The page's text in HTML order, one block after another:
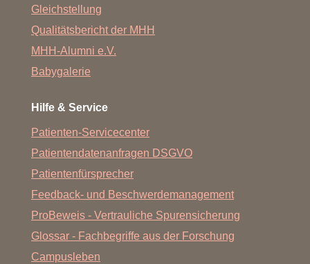
Gleichstellung
Qualitätsbericht der MHH
MHH-Alumni e.V.
Babygalerie
Hilfe & Service
Patienten-Servicecenter
Patientendatenanfragen DSGVO
Patientenfürsprecher
Feedback- und Beschwerdemanagement
ProBeweis - Vertrauliche Spurensicherung
Glossar - Fachbegriffe aus der Forschung
Campusleben